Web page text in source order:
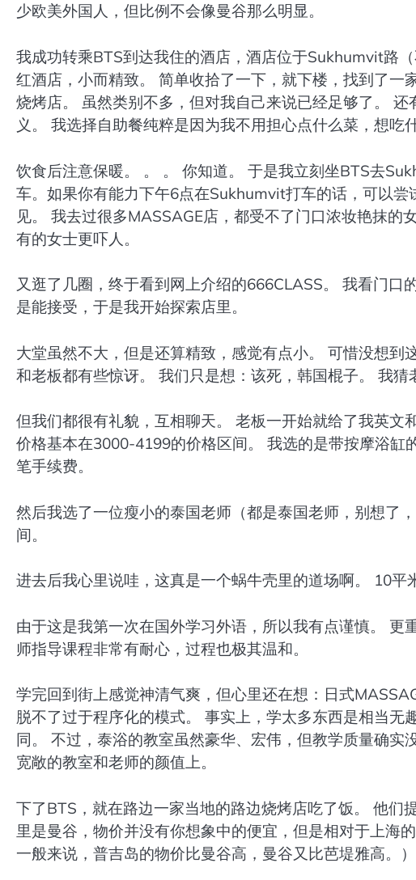
少欧美外国人，但比例不会像曼谷那么明显。
我成功转乘BTS到达我住的酒店，酒店位于Sukhumvit路
红酒店，小而精致。 简单收拾了一下，就下楼，找到了
烧烤店。 虽然类别不多，但对我自己来说已经足够了。
义。 我选择自助餐纯粹是因为我不用担心点什么菜，想吃
饮食后注意保暖。 。 。 你知道。 于是我立刻坐BTS去
车。如果你有能力下午6点在Sukhumvit打车的话，可以
见。 我去过很多MASSAGE店，都受不了门口浓妆艳抹的
有的女士更吓人。
又逛了几圈，终于看到网上介绍的666CLASS。 我看门
是能接受，于是我开始探索店里。
大堂虽然不大，但是还算精致，感觉有点小。 可惜没想
和老板都有些惊讶。 我们只是想：该死，韩国棍子。 我猜
但我们都很有礼貌，互相聊天。 老板一开始就给了我英文
价格基本在3000-4199的价格区间。 我选的是带按摩浴缸
笔手续费。
然后我选了一位瘦小的泰国老师（都是泰国老师，别想了
间。
进去后我心里说哇，这真是一个蜗牛壳里的道场啊。 10平
由于这是我第一次在国外学习外语，所以我有点谨慎。
师指导课程非常有耐心，过程也极其温和。
学完回到街上感觉神清气爽，但心里还在想：日式
脱不了过于程序化的模式。 事实上，学太多东西是相当无
同。 不过，泰浴的教室虽然豪华、宏伟，但教学质量确实
宽敞的教室和老师的颜值上。
下了BTS，就在路边一家当地的路边烧烤店吃了饭。 他们
里是曼谷，物价并没有你想象中的便宜，但是相对于上海
一般来说，普吉岛的物价比曼谷高，曼谷又比芭堤雅高。）